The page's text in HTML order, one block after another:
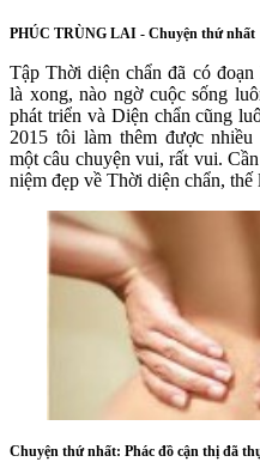
PHÚC TRÙNG LAI - Chuyện thứ nhất
Tập Thời diện chẩn đã có
là xong, nào ngờ cuộc sống
phát triển và Diện chẩn cũng
2015 tôi làm thêm được
một câu chuyện vui, rất vui.
niệm đẹp về Thời diện chẩn, thế
Chuyện thứ nhất: Phác đồ cận thị đã